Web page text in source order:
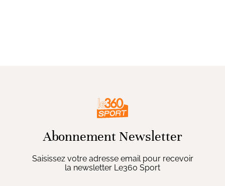
Abonnement Newsletter
Saisissez votre adresse email pour recevoir
la newsletter Le360 Sport